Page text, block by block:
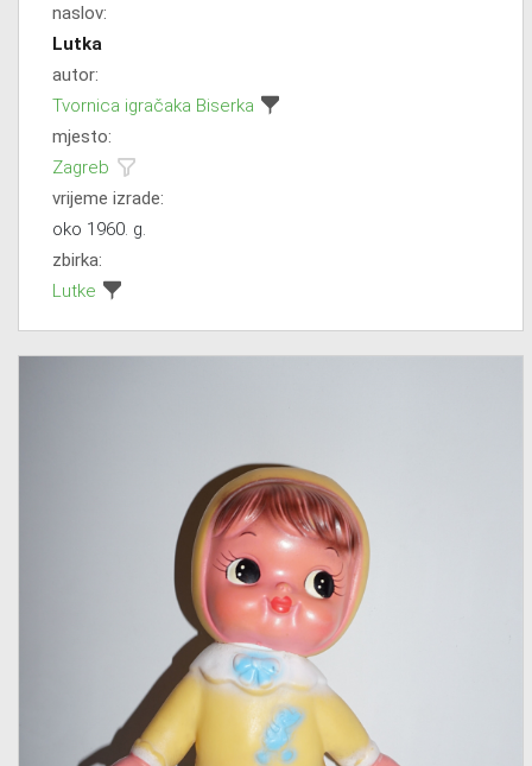
naslov:
Lutka
autor:
Tvornica igračaka Biserka
mjesto:
Zagreb
vrijeme izrade:
oko 1960. g.
zbirka:
Lutke